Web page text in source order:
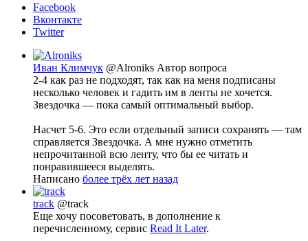
Facebook
Вконтакте
Twitter
Иван Климчук @Alroniks Автор вопроса
2-4 как раз не подходят, так как на меня подписаны
несколько человек и гадить им в ленты не хочется.
Звездочка — пока самый оптимальный выбор.
Насчет 5-6. Это если отдельный записи сохранять — там
справляется Звездочка. А мне нужно отметить
непрочитанной всю ленту, что бы ее читать и
понравившееся выделять.
Написано более трёх лет назад
track @track
Еще хочу посоветовать, в дополнение к
перечисленному, сервис Read It Later.